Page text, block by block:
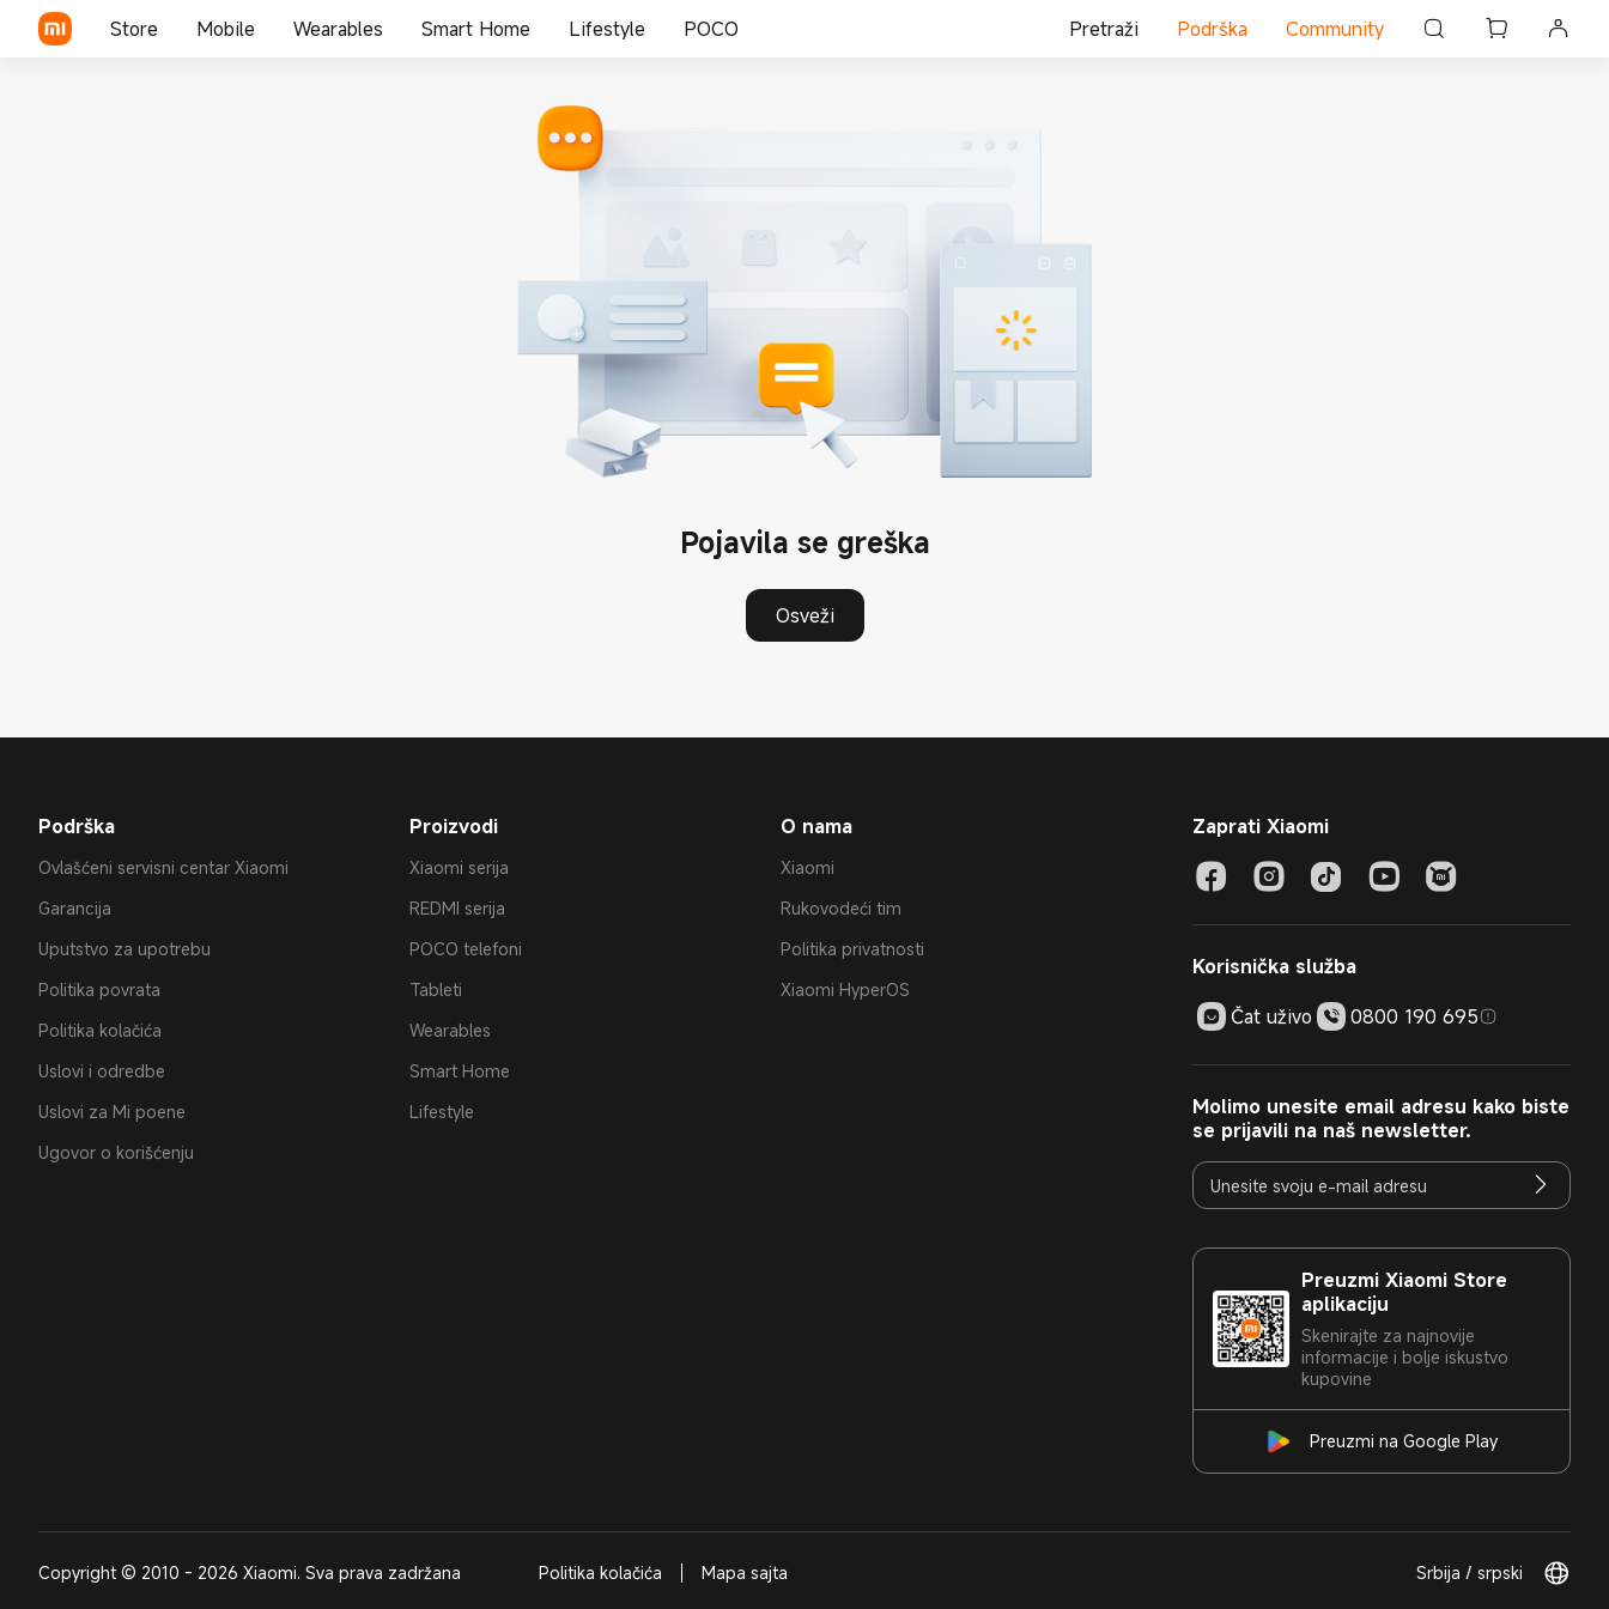
Store Mobile Wearables Smart Home Lifestyle POCO Pretraži Podrška Community
Pojavila se greška
Osveži
Podrška
Ovlašćeni servisni centar Xiaomi
Garancija
Uputstvo za upotrebu
Politika povrata
Politika kolačića
Uslovi i odredbe
Uslovi za Mi poene
Ugovor o korišćenju
Proizvodi
Xiaomi serija
REDMI serija
POCO telefoni
Tableti
Wearables
Smart Home
Lifestyle
O nama
Xiaomi
Rukovodeći tim
Politika privatnosti
Xiaomi HyperOS
Zaprati Xiaomi
Korisnička služba
Čat uživo
0800 190 695
Molimo unesite email adresu kako biste
se prijavili na naš newsletter.
Preuzmi Xiaomi Store
aplikaciju
Skenirajte za najnovije
informacije i bolje iskustvo
kupovine
Preuzmi na Google Play
Copyright © 2010 - 2026 Xiaomi. Sva prava zadržana Politika kolačića Mapa sajta Srbija / srpski